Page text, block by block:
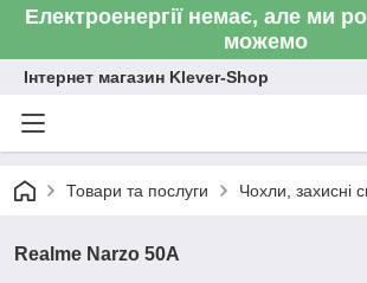
Електроенергії немає, але ми
можемо
Інтернет магазин Klever-Shop
Товари та послуги Чохли, захисні
Realme Narzo 50A